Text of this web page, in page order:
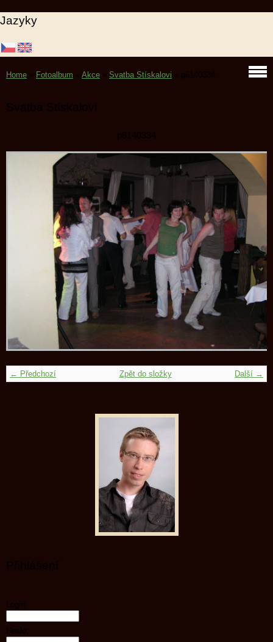
Jazyky
Home Fotoalbum Akce Svatba Stískalovi p6140334
Svatba Stískalovi
p6140334
← Předchozí Další →
Zpět do složky
Přihlášení
Login:
Heslo: